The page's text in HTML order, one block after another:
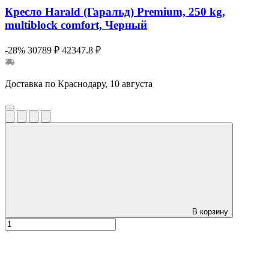
Кресло Harald (Гаральд) Premium, 250 kg,
multiblock comfort, Черный
-28% 30789 ₽ 42347.8 ₽
Доставка по Краснодару, 10 августа
В корзину